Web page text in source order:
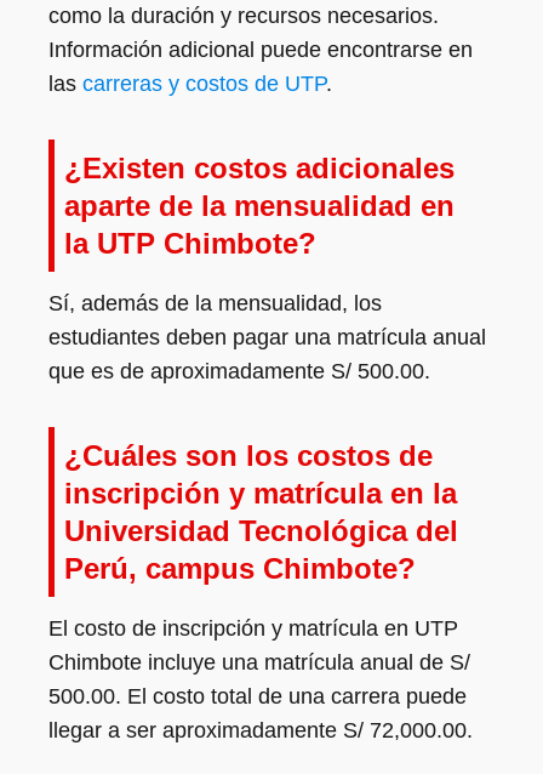
como la duración y recursos necesarios.
Información adicional puede encontrarse en
las carreras y costos de UTP.
¿Existen costos adicionales
aparte de la mensualidad en
la UTP Chimbote?
Sí, además de la mensualidad, los
estudiantes deben pagar una matrícula anual
que es de aproximadamente S/ 500.00.
¿Cuáles son los costos de
inscripción y matrícula en la
Universidad Tecnológica del
Perú, campus Chimbote?
El costo de inscripción y matrícula en UTP
Chimbote incluye una matrícula anual de S/
500.00. El costo total de una carrera puede
llegar a ser aproximadamente S/ 72,000.00.